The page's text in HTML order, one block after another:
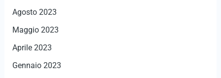
Agosto 2023
Maggio 2023
Aprile 2023
Gennaio 2023